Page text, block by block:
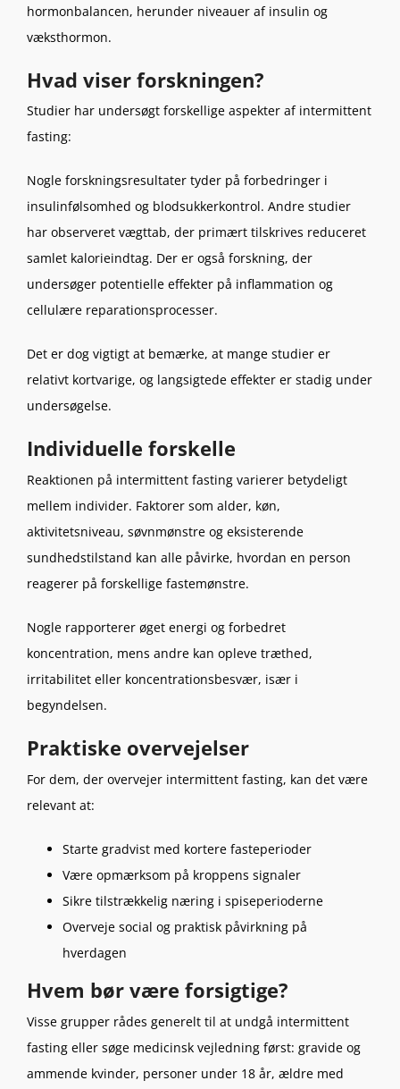
hormonbalancen, herunder niveauer af insulin og
væksthormon.
Hvad viser forskningen?
Studier har undersøgt forskellige aspekter af intermittent
fasting:
Nogle forskningsresultater tyder på forbedringer i
insulinfølsomhed og blodsukkerkontrol. Andre studier
har observeret vægttab, der primært tilskrives reduceret
samlet kalorieindtag. Der er også forskning, der
undersøger potentielle effekter på inflammation og
cellulære reparationsprocesser.
Det er dog vigtigt at bemærke, at mange studier er
relativt kortvarige, og langsigtede effekter er stadig under
undersøgelse.
Individuelle forskelle
Reaktionen på intermittent fasting varierer betydeligt
mellem individer. Faktorer som alder, køn,
aktivitetsniveau, søvnmønstre og eksisterende
sundhedstilstand kan alle påvirke, hvordan en person
reagerer på forskellige fastemønstre.
Nogle rapporterer øget energi og forbedret
koncentration, mens andre kan opleve træthed,
irritabilitet eller koncentrationsbesvær, især i
begyndelsen.
Praktiske overvejelser
For dem, der overvejer intermittent fasting, kan det være
relevant at:
Starte gradvist med kortere fasteperioder
Være opmærksom på kroppens signaler
Sikre tilstrækkelig næring i spiseperioderne
Overveje social og praktisk påvirkning på
hverdagen
Hvem bør være forsigtige?
Visse grupper rådes generelt til at undgå intermittent
fasting eller søge medicinsk vejledning først: gravide og
ammende kvinder, personer under 18 år, ældre med